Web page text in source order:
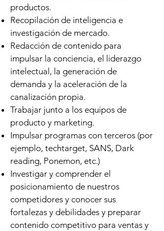
productos.
Recopilación de inteligencia e
investigación de mercado.
Redacción de contenido para
impulsar la conciencia, el liderazgo
intelectual, la generación de
demanda y la aceleración de la
canalización propia.
Trabajar junto a los equipos de
producto y marketing.
Impulsar programas con terceros (por
ejemplo, techtarget, SANS, Dark
reading, Ponemon, etc.)
Investigar y comprender el
posicionamiento de nuestros
competidores y conocer sus
fortalezas y debilidades y preparar
contenido competitivo para ventas y